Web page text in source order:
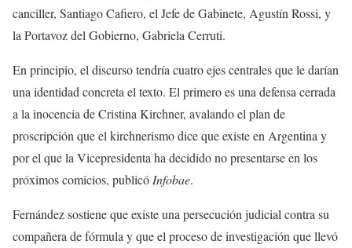
canciller, Santiago Cafiero, el Jefe de Gabinete, Agustín Rossi, y
la Portavoz del Gobierno, Gabriela Cerruti.
En principio, el discurso tendría cuatro ejes centrales que le darían
una identidad concreta el texto. El primero es una defensa cerrada
a la inocencia de Cristina Kirchner, avalando el plan de
proscripción que el kirchnerismo dice que existe en Argentina y
por el que la Vicepresidenta ha decidido no presentarse en los
próximos comicios, publicó Infobae.
Fernández sostiene que existe una persecución judicial contra su
compañera de fórmula y que el proceso de investigación que llevó